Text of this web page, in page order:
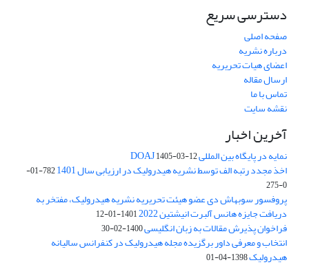
دسترسی سریع
صفحه اصلی
درباره نشریه
اعضای هیات تحریریه
ارسال مقاله
تماس با ما
نقشه سایت
آخرین اخبار
نمایه در پایگاه بین المللی DOAJ1405-03-12
اخذ مجدد رتبه الف توسط نشریه هیدرولیک در ارزیابی سال 1401
782-01-
0-275
پروفسور سوبهاش دی عضو هیئت تحریریه نشریه هیدرولیک، مفتخر به
دریافت جایزه هانس آلبرت انیشتین 2022 1401-01-12
فراخوان پذیرش مقالات به زبان انگلیسی1400-02-30
انتخاب و معرفی داور برگزیده مجله هیدرولیک در کنفرانس سالیانه
هیدرولیک1398-04-01